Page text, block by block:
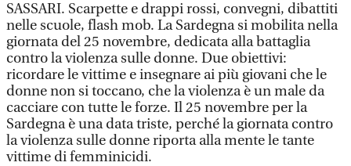
SASSARI. Scarpette e drappi rossi, convegni, dibattiti
nelle scuole, flash mob. La Sardegna si mobilita nella
giornata del 25 novembre, dedicata alla battaglia
contro la violenza sulle donne. Due obiettivi:
ricordare le vittime e insegnare ai più giovani che le
donne non si toccano, che la violenza è un male da
cacciare con tutte le forze. Il 25 novembre per la
Sardegna è una data triste, perché la giornata contro
la violenza sulle donne riporta alla mente le tante
vittime di femminicidi.